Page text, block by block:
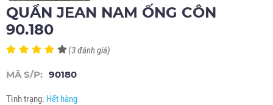
QUẦN JEAN NAM ỐNG CÔN
90.180
(3 đánh giá)
MÃ S/P: 90180
Tình trạng: Hết hàng